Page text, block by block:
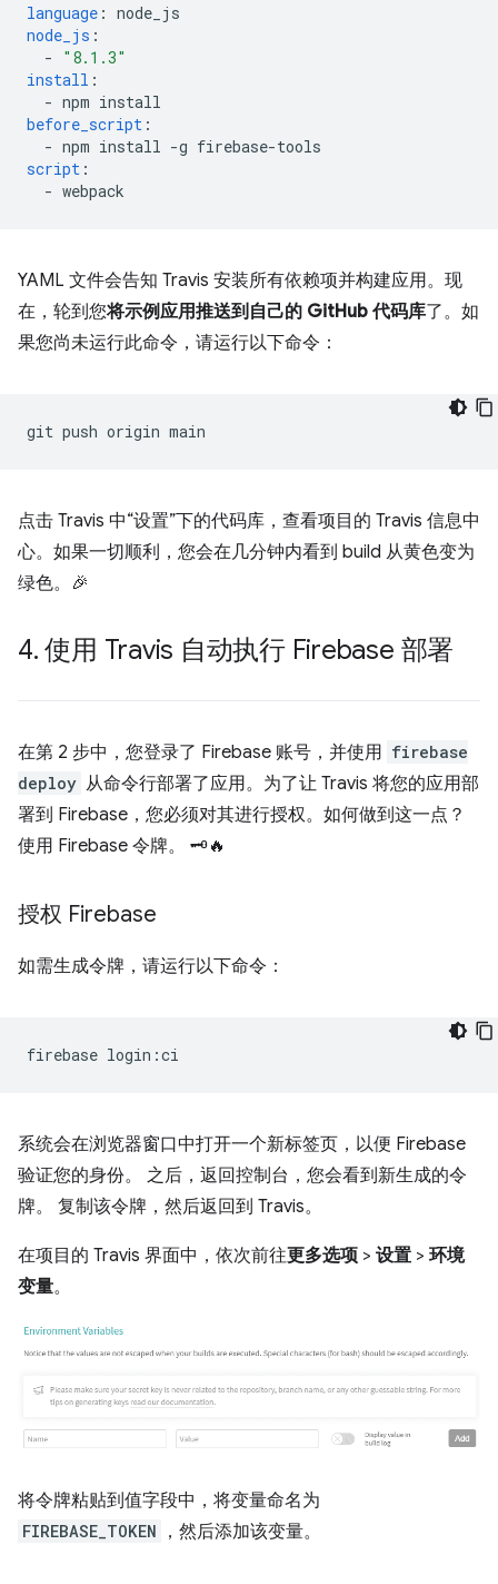
language : node_js
node_js :
-
"8.1.3"
install :
- npm install
before_script :
- npm install -g firebase-tools
script :
- webpack
YAML 文件会告知 Travis 安装所有依赖项并构建应用。现
在，轮到您将示例应用推送到自己的 GitHub 代码库了。如
果您尚未运行此命令，请运行以下命令：
git push origin
点击 Travis 中“设置”下的代码库，查看项目的 Travis 信息中
心。如果一切顺利，您会在几分钟内看到 build 从黄色变为
绿色。🎉
4. 使用 Travis 自动执行 Firebase 部署
在第 2 步中，您登录了 Firebase 账号，并使用 firebase
deploy 从命令行部署了应用。为了让 Travis 将您的应用部
署到 Firebase，您必须对其进行授权。如何做到这一点？
使用 Firebase 令牌。 🗝️🔥
授权 Firebase
如需生成令牌，请运行以下命令：
firebase
系统会在浏览器窗口中打开一个新标签页，以便 Firebase
验证您的身份。 之后，返回控制台，您会看到新生成的令
牌。 复制该令牌，然后返回到 Travis。
在项目的 Travis 界面中，依次前往更多选项 > 设置 > 环境
变量。
将令牌粘贴到值字段中，将变量命名为
FIREBASE_TOKEN ，然后添加该变量。